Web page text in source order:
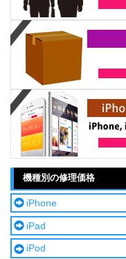
機種別の修理価格
iPhone
iPad
iPod